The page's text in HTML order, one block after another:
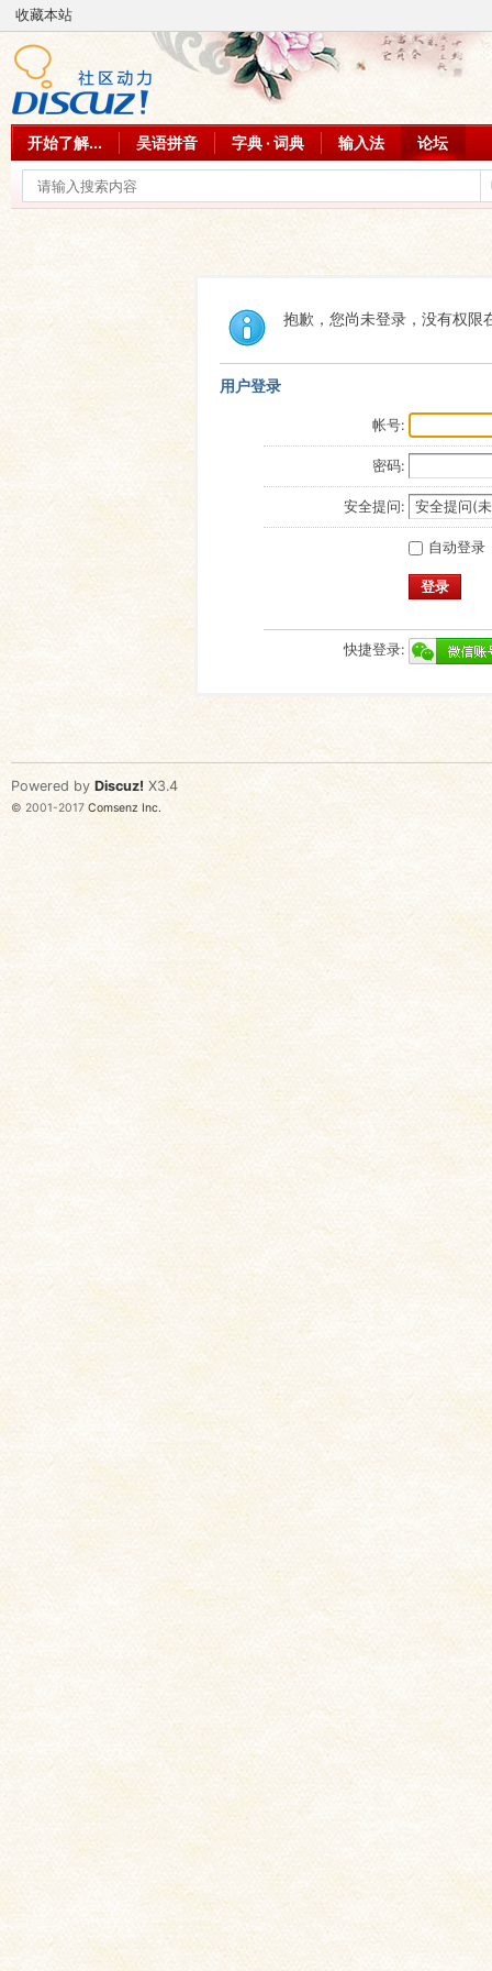
收藏本站
开始了解... 吴语拼音 字典 · 词典 输入法 论坛
抱歉，您尚未登录，没有权限
用户登录
帐号:
密码:
安全提问:
自动登录
登录
快捷登录:
Powered by Discuz! X3.4
© 2001-2017 Comsenz Inc.